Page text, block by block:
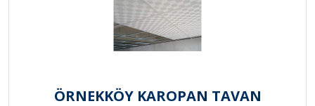
ÖRNEKKÖY KAROPAN TAVAN